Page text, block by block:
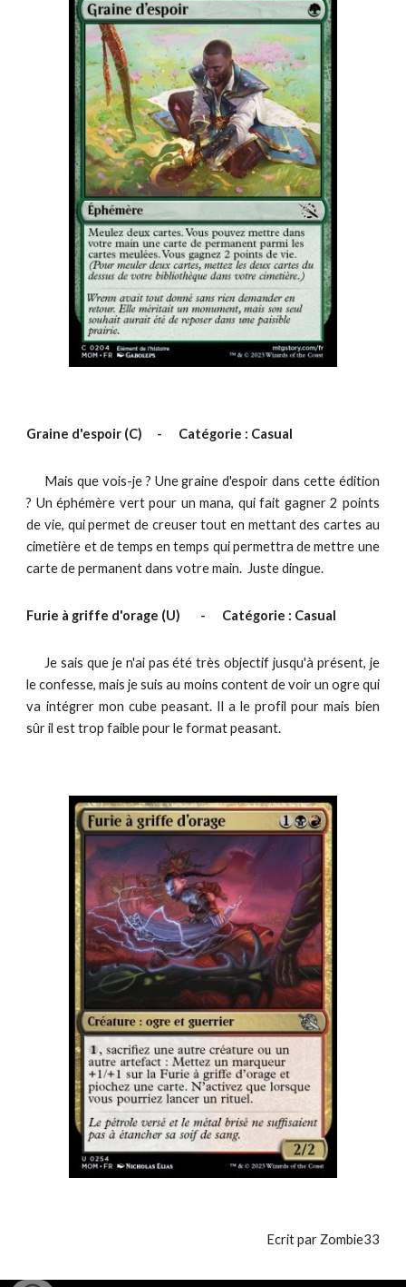
Graine d'espoir (C) - Catégorie : Casual
Mais que vois-je ? Une graine d'espoir dans cette édition
? Un éphémère vert pour un mana, qui fait gagner 2 points
de vie, qui permet de creuser tout en mettant des cartes au
cimetière et de temps en temps qui permettra de mettre une
carte de permanent dans votre main. Juste dingue.
Furie à griffe d'orage (U) - Catégorie : Casual
Je sais que je n'ai pas été très objectif jusqu'à présent, je
le confesse, mais je suis au moins content de voir un ogre qui
va intégrer mon cube peasant. Il a le profil pour mais bien
sûr il est trop faible pour le format peasant.
Ecrit par Zombie33